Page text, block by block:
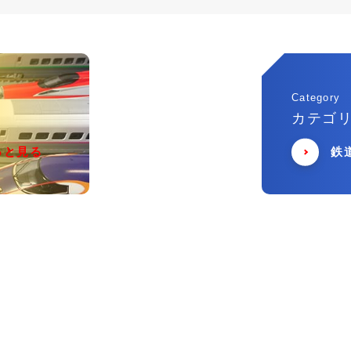
と見る
Category
カテゴ
鉄